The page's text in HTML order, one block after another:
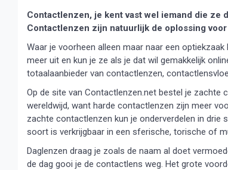
Contactlenzen, je kent vast wel iemand die
Contactlenzen zijn natuurlijk de oplossing
Waar je voorheen alleen maar naar een
meer uit en kun je ze als je dat wil gemakkelijk
totaalaanbieder van contactlenzen,
Op de site van Contactlenzen.net bestel je
wereldwijd, want harde contactlenzen zijn meer
zachte contactlenzen kun je onderverdelen in drie
soort is verkrijgbaar in een sferische, torische of
Daglenzen draag je zoals de naam al doet
de dag gooi je de contactlens weg. Het grote